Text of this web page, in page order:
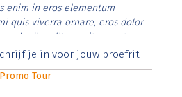
enim in eros elementum
quis viverra ornare, eros dolor
diam libero vitae erat.
justo cursus id rutrum lorem
je in voor jouw proefrit
Tour